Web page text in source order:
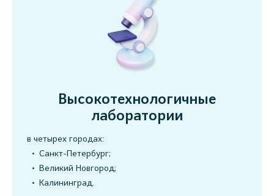
Высокотехнологичные
лаборатории
в четырех городах:
Санкт-Петербург;
Великий Новгород;
Калининград.